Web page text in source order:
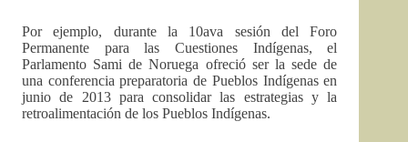
Por ejemplo, durante la 10ava sesión del Foro
Permanente para las Cuestiones Indígenas, el
Parlamento Sami de Noruega ofreció ser la sede de
una conferencia preparatoria de Pueblos Indígenas en
junio de 2013 para consolidar las estrategias y la
retroalimentación de los Pueblos Indígenas.